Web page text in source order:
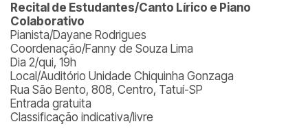
Recital de Estudantes/Canto Lírico e Piano
Colaborativo
Pianista/Dayane Rodrigues
Coordenação/Fanny de Souza Lima
Dia 2/qui, 19h
Local/Auditório Unidade Chiquinha Gonzaga
Rua São Bento, 808, Centro, Tatuí-SP
Entrada gratuita
Classificação indicativa/livre